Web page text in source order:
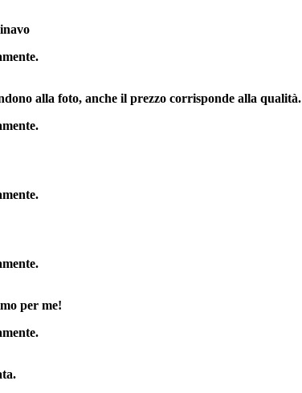
alla foto, anche il prezzo corrisponde alla qualità.
per me!